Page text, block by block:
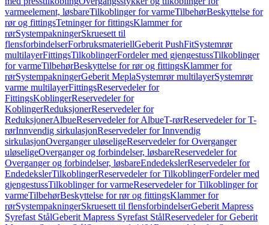
varmeelement, løsbareTilkoblinger for varmeTilbehørBeskyttelse for
rør og fittingsTetninger for fittingsKlammer for
rørSystempakningerSkruesett til
flensforbindelserForbruksmateriellGeberit PushFitSystemrør
multilayerFittingsTilkoblingerFordeler med gjengestussTilkoblinger
for varmeTilbehørBeskyttelse for rør og fittingsKlammer for
rørSystempakningerGeberit MeplaSystemrør multilayerSystemrør
varme multilayerFittingsReservedeler for
FittingsKoblingerReservedeler for
KoblingerReduksjonerReservedeler for
ReduksjonerAlbueReservedeler for AlbueT-rørReservedeler for T-
rørInnvendig sirkulasjonReservedeler for Innvendig
sirkulasjonOverganger uløseligeReservedeler for Overganger
uløseligeOverganger og forbindelser, løsbareReservedeler for
Overganger og forbindelser, løsbareEndedekslerReservedeler for
EndedekslerTilkoblingerReservedeler for TilkoblingerFordeler med
gjengestussTilkoblinger for varmeReservedeler for Tilkoblinger for
varmeTilbehørBeskyttelse for rør og fittingsKlammer for
rørSystempakningerSkruesett til flensforbindelserGeberit Mapress
Syrefast StålGeberit Mapress Syrefast StålReservedeler for Geberit